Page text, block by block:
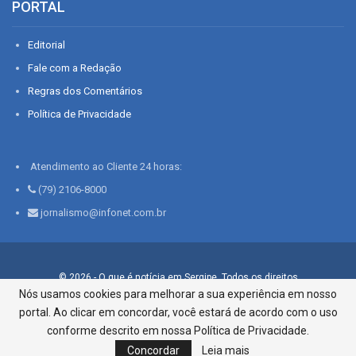
PORTAL
Editorial
Fale com a Redação
Regras dos Comentários
Política de Privacidade
Atendimento ao Cliente 24 horas:
(79) 2106-8000
jornalismo@infonet.com.br
© 2026 - O que é notícia em Sergipe. Todos os direitos
reservados.
Infonet - Rua Monsenhor Silveira 276, Bairro São José |
Aracaju-SE, CEP 49015-030, Fone: 79.2106.8000 - CI Centro de
Informações LTDA
Nós usamos cookies para melhorar a sua experiência em nosso
portal. Ao clicar em concordar, você estará de acordo com o uso
conforme descrito em nossa Política de Privacidade.
Concordar
Leia mais